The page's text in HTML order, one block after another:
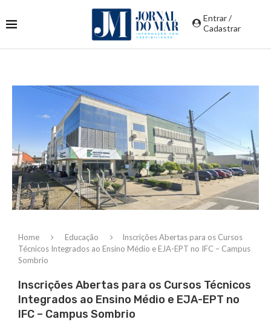
Entrar /
Cadastrar
Home Educação
Inscrições Abertas para os Cursos
Técnicos Integrados ao Ensino Médio e EJA-EPT no IFC – Campus
Sombrio
Inscrições Abertas para os Cursos Técnicos
Integrados ao Ensino Médio e EJA-EPT no
IFC – Campus Sombrio